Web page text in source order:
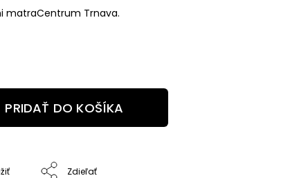
matraCentrum Trnava.
PRIDAŤ DO KOŠÍKA
Zdieľať